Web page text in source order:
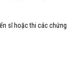
sĩ hoặc thi các chứng